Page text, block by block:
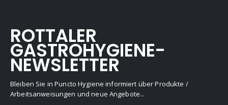
ROTTALER
GASTROHYGIENE-
NEWSLETTER
Bleiben Sie in Puncto Hygiene informiert über Produkte /
Arbeitsanweisungen und neue Angebote...